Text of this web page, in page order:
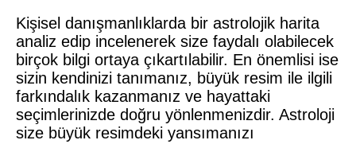
Kişisel danışmanlıklarda bir astrolojik harita
analiz edip incelenerek size faydalı olabilecek
birçok bilgi ortaya çıkartılabilir. En önemlisi ise
sizin kendinizi tanımanız, büyük resim ile ilgili
farkındalık kazanmanız ve hayattaki
seçimlerinizde doğru yönlenmenizdir. Astroloji
size büyük resimdeki yansımanızı